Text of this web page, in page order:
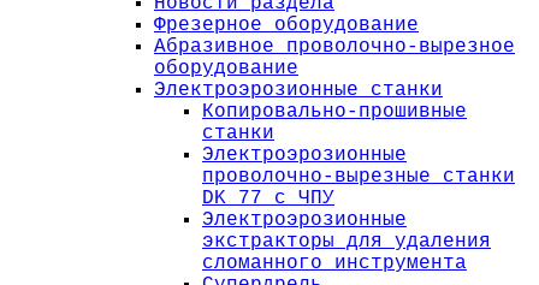
Фрезерное оборудование
Абразивное проволочно-вырезное
оборудование
Электроэрозионные станки
Копировально-прошивные
станки
Электроэрозионные
проволочно-вырезные станки
DK 77 с ЧПУ
Электроэрозионные
экстракторы для удаления
сломанного инструмента